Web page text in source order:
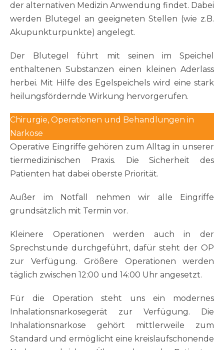
der alternativen Medizin Anwendung findet. Dabei
werden Blutegel an geeigneten Stellen (wie z.B.
Akupunkturpunkte) angelegt.
Der Blutegel führt mit seinen im Speichel
enthaltenen Substanzen einen kleinen Aderlass
herbei. Mit Hilfe des Egelspeichels wird eine stark
heilungsfördernde Wirkung hervorgerufen.
Chirurgie, Operationen und Behandlungen in
Narkose
Operative Eingriffe gehören zum Alltag in unserer
tiermedizinischen Praxis. Die Sicherheit des
Patienten hat dabei oberste Priorität.
Außer im Notfall nehmen wir alle Eingriffe
grundsätzlich mit Termin vor.
Kleinere Operationen werden auch in der
Sprechstunde durchgeführt, dafür steht der OP
zur Verfügung. Größere Operationen werden
täglich zwischen 12:00 und 14:00 Uhr angesetzt.
Für die Operation steht uns ein modernes
Inhalationsnarkosegerät zur Verfügung. Die
Inhalationsnarkose gehört mittlerweile zum
Standard und ermöglicht eine kreislaufschonende